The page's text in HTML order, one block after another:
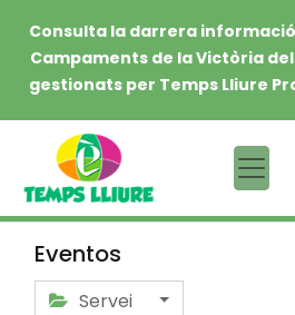
Consulta la darrera
Campaments de la Victòria
gestionats per Temps Lliure
Eventos
Servei